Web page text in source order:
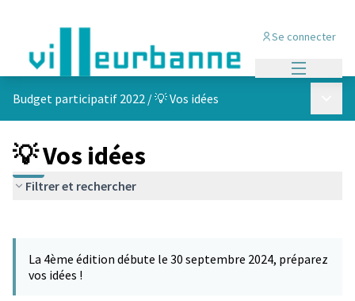
Se connecter
Budget participatif 2022 /💡 Vos idées
💡 Vos idées
Filtrer et rechercher
−
La 4ème édition débute le 30 septembre 2024, préparez
vos idées !